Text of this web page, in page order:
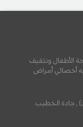
الأطفال وتثقيف
أخصائي أمراض
, جادة الخطيب.